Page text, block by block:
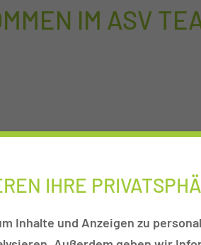
IM ASV
IHRE
Inhalte und Anzeigen zu